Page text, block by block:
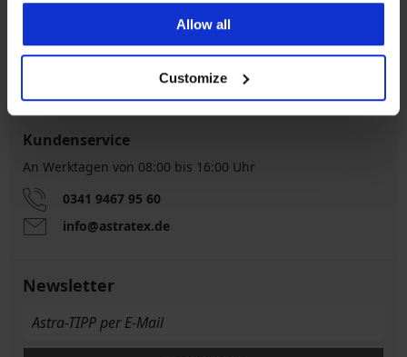
Allow all
Customize
Kostenloser
Kostenloser Versand Größenratgeber
Kundenservice
An Werktagen von 08:00 bis 16:00 Uhr
0341 9467 95 60
info@astratex.de
Newsletter